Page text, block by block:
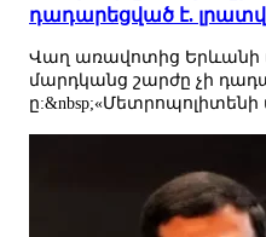
դադարեցված է.
Վաղ առավոտից Երևանի
մարդկանց շարժը չի